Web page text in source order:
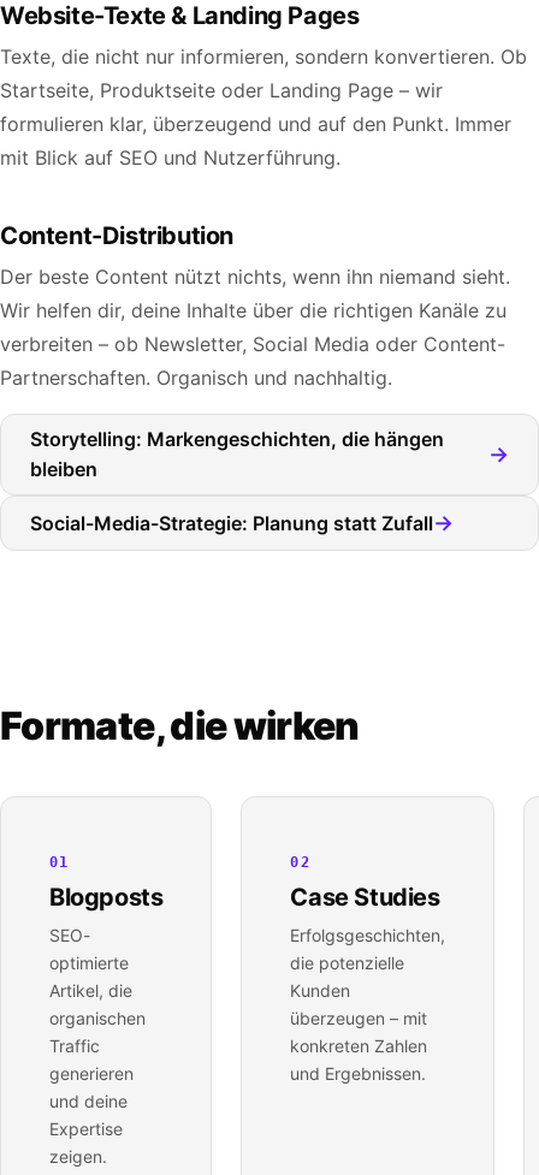
Website-Texte & Landing Pages
Texte, die nicht nur informieren, sondern konvertieren. Ob
Startseite, Produktseite oder Landing Page – wir
formulieren klar, überzeugend und auf den Punkt. Immer
mit Blick auf SEO und Nutzerführung.
Content-Distribution
Der beste Content nützt nichts, wenn ihn niemand sieht.
Wir helfen dir, deine Inhalte über die richtigen Kanäle zu
verbreiten – ob Newsletter, Social Media oder Content-
Partnerschaften. Organisch und nachhaltig.
Storytelling: Markengeschichten, die hängen
bleiben
→
Social-Media-Strategie: Planung statt Zufall→
Formate, die wirken
01
Blogposts
SEO-
optimierte
Artikel, die
organischen
Traffic
generieren
und deine
Expertise
zeigen.
02
Case Studies
Erfolgsgeschichten,
die potenzielle
Kunden
überzeugen – mit
konkreten Zahlen
und Ergebnissen.